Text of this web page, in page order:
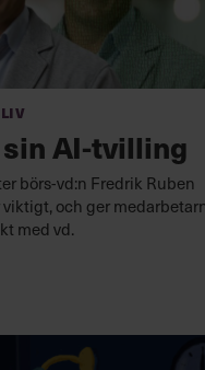
AI-tvilling
börs-vd:n Fredrik Ruben
och ger
med vd.